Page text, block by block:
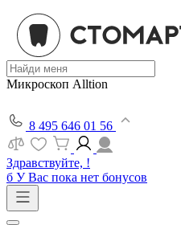
Микроскоп Alltion
8 495 646 01 56
Здравствуйте, !
б У Вас пока нет бонусов